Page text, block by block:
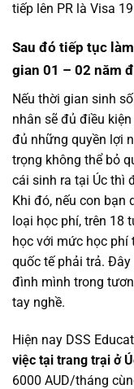
tiếp lên PR là Visa
Sau đó tiếp tục
gian 01 – 02 năm
Nếu thời gian sinh
nhân sẽ đủ điều
đủ những quyền lợi
trọng không thể bỏ
cái sinh ra tại Úc thì
Khi đó, nếu con bạn
loại học phí, trên 18
học với mức học phí
quốc tế phải trả.
đình mình trong
tay nghề.
Hiện nay DSS
việc tại trang trại ở
6000 AUD/tháng